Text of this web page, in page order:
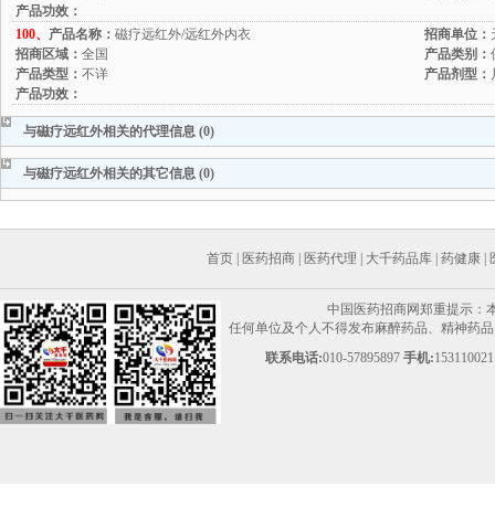
产品功效：
100、 产品名称： 磁疗远红外/远红外内衣 招商单位：
招商区域： 全国 产品类别：
产品类型： 不详 产品剂型：
产品功效：
与磁疗远红外相关的代理信息 (0)
与磁疗远红外相关的其它信息 (0)
首页| 医药招商| 医药代理 大千药品库| 药健康|
中国医药招商网郑重提示：
任何单位及个人不得发布麻醉药品、精神药
联系电话:010-57895897 手机: